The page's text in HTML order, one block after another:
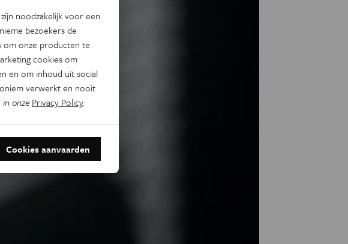
noodzakelijk voor een
bezoekers de
om onze producten te
cookies om
en om inhoud uit social
verwerkt en nooit
onze Privacy Policy.
Cookies aanvaarden